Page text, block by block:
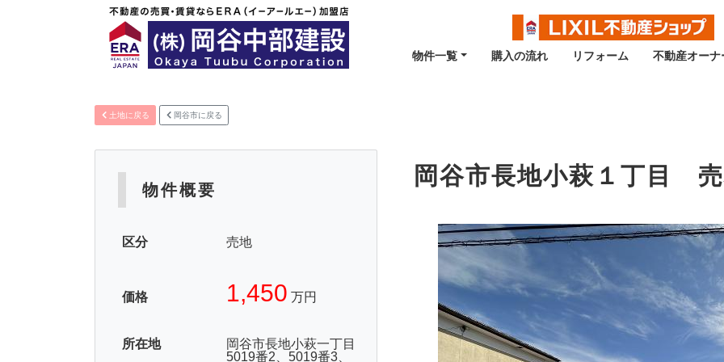
物件一覧 購入の流れ リフォーム 不動産オーナ
土地に戻る 岡谷市に戻る
物件概要
区分 売地
価格 1,450 万円
所在地
岡谷市長地小萩一丁目
5019番2、5019番3、
岡谷市長地小萩１丁目